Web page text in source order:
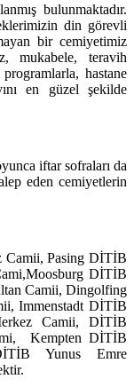
bulunmaktadır.
din görevli
bir cemiyetimiz
mukabele, teravih
hastane
en güzel şekilde
iftar sofraları da
eden cemiyetlerin
Camii, Pasing DİTİB
DİTİB
Camii, Dingolfing
Immenstadt DİTİB
Camii, DİTİB
Kempten DİTİB
Yunus Emre